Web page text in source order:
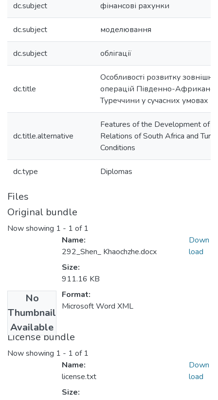
dc.subject фінансові рахунки
dc.subject моделювання
dc.subject облігації
dc.title
Особливості розвитку
операцій Південно-
Туреччини у сучасних умовах
dc.title.alternative
Features of the Development of
Relations of South Africa and
Conditions
dc.type Diplomas
Files
Original bundle
Now showing 1 - 1 of 1
No
Thumbnail
Available
Name:
292_Shen_ Khaochzhe.docx
Size:
911.16 KB
Format:
Microsoft Word XML
Down
load
License bundle
Now showing 1 - 1 of 1
Name:
license.txt
Size:
Down
load